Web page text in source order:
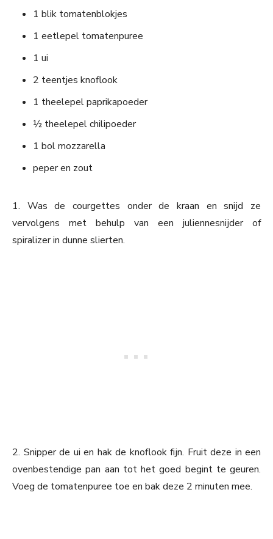
1 blik tomatenblokjes
1 eetlepel tomatenpuree
1 ui
2 teentjes knoflook
1 theelepel paprikapoeder
½ theelepel chilipoeder
1 bol mozzarella
peper en zout
1. Was de courgettes onder de kraan en snijd ze
vervolgens met behulp van een juliennesnijder of
spiralizer in dunne slierten.
2. Snipper de ui en hak de knoflook fijn. Fruit deze in een
ovenbestendige pan aan tot het goed begint te geuren.
Voeg de tomatenpuree toe en bak deze 2 minuten mee.